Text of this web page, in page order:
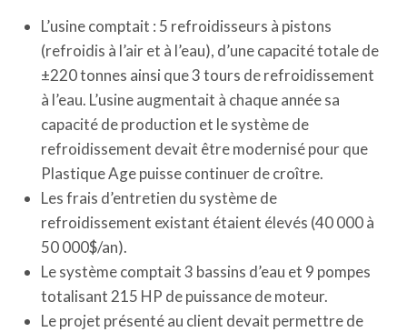
L’usine comptait : 5 refroidisseurs à pistons
(refroidis à l’air et à l’eau), d’une capacité totale de
±220 tonnes ainsi que 3 tours de refroidissement
à l’eau. L’usine augmentait à chaque année sa
capacité de production et le système de
refroidissement devait être modernisé pour que
Plastique Age puisse continuer de croître.
Les frais d’entretien du système de
refroidissement existant étaient élevés (40 000 à
50 000$/an).
Le système comptait 3 bassins d’eau et 9 pompes
totalisant 215 HP de puissance de moteur.
Le projet présenté au client devait permettre de